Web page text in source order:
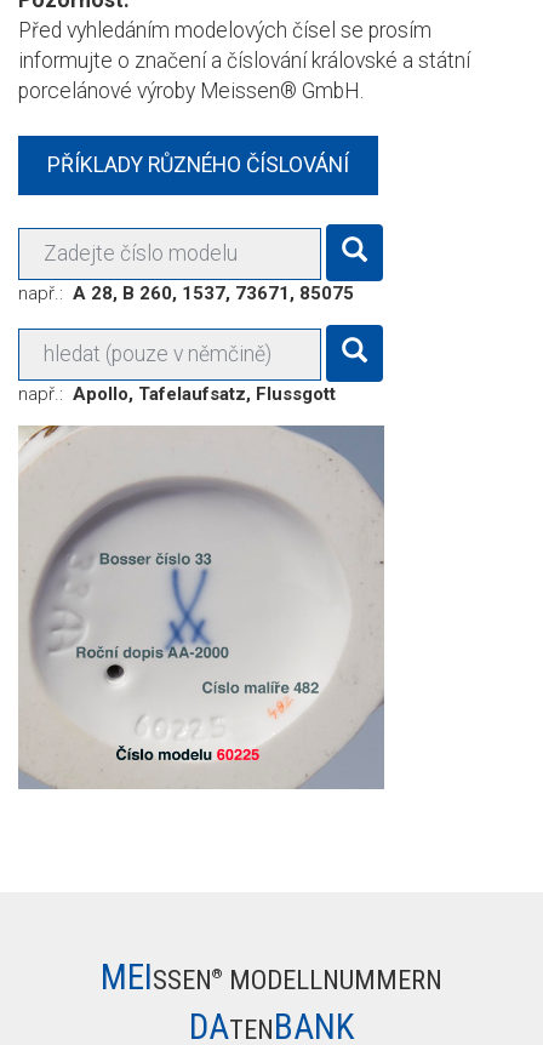
Před vyhledáním modelových čísel se prosím
informujte o značení a číslování královské a státní
porcelánové výroby Meissen® GmbH.
PŘÍKLADY RŮZNÉHO ČÍSLOVÁNÍ
Modellnummer
např.: A 28, B 260, 1537, 73671, 85075
Volltextsuche
např.: Apollo, Tafelaufsatz, Flussgott
MEISSEN® MODELLNUMMERN
DATENBANK